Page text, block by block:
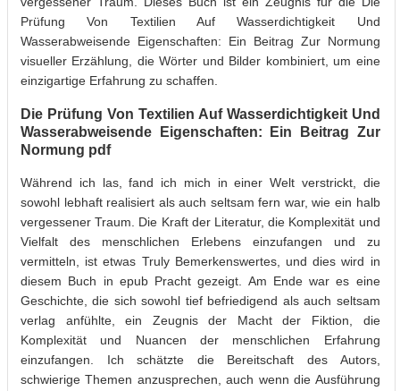
Prüfung Von Textilien Auf Wasserdichtigkeit Und
Wasserabweisende Eigenschaften: Ein Beitrag Zur Normung
visueller Erzählung, die Wörter und Bilder kombiniert, um eine
einzigartige Erfahrung zu schaffen.
Die Prüfung Von Textilien Auf Wasserdichtigkeit Und
Wasserabweisende Eigenschaften: Ein Beitrag Zur
Normung pdf
Während ich las, fand ich mich in einer Welt verstrickt, die
sowohl lebhaft realisiert als auch seltsam fern war, wie ein halb
vergessener Traum. Die Kraft der Literatur, die Komplexität und
Vielfalt des menschlichen Erlebens einzufangen und zu
vermitteln, ist etwas Truly Bemerkenswertes, und dies wird in
diesem Buch in epub Pracht gezeigt. Am Ende war es eine
Geschichte, die sich sowohl tief befriedigend als auch seltsam
verlag anfühlte, ein Zeugnis der Macht der Fiktion, die
Komplexität und Nuancen der menschlichen Erfahrung
einzufangen. Ich schätzte die Bereitschaft des Autors,
schwierige Themen anzusprechen, auch wenn die Ausführung